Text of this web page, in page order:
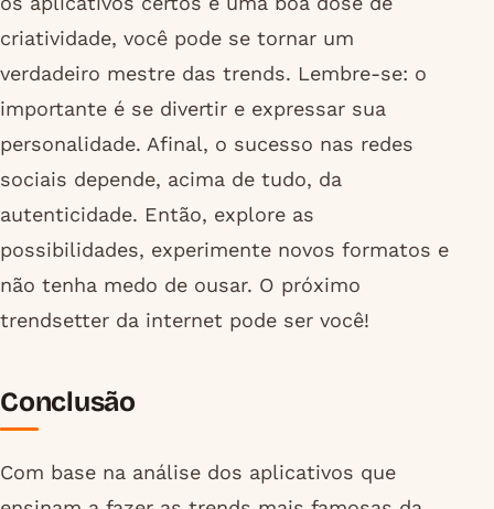
criatividade, você pode se tornar um
verdadeiro mestre das trends. Lembre-se: o
importante é se divertir e expressar sua
personalidade. Afinal, o sucesso nas redes
sociais depende, acima de tudo, da
autenticidade. Então, explore as
possibilidades, experimente novos formatos e
não tenha medo de ousar. O próximo
trendsetter da internet pode ser você!
Conclusão
Com base na análise dos aplicativos que